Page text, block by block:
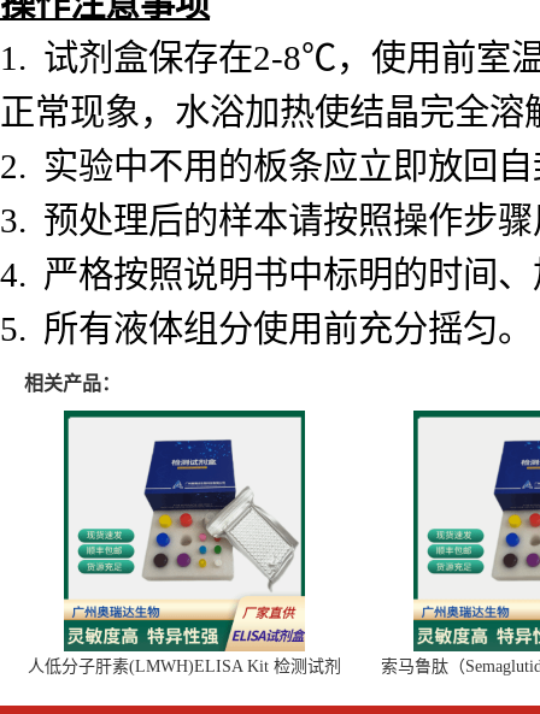
1. 试剂盒保存在2-8℃，使用前室
正常现象，水浴加热使结晶完全溶
2. 实验中不用的板条应立即放回
3. 预处理后的样本请按照操作步
4. 严格按照说明书中标明的时间
5. 所有液体组分使用前充分摇匀。
相关产品：
人低分子肝素(LMWH)ELISA Kit 检测试剂
索马鲁肽（